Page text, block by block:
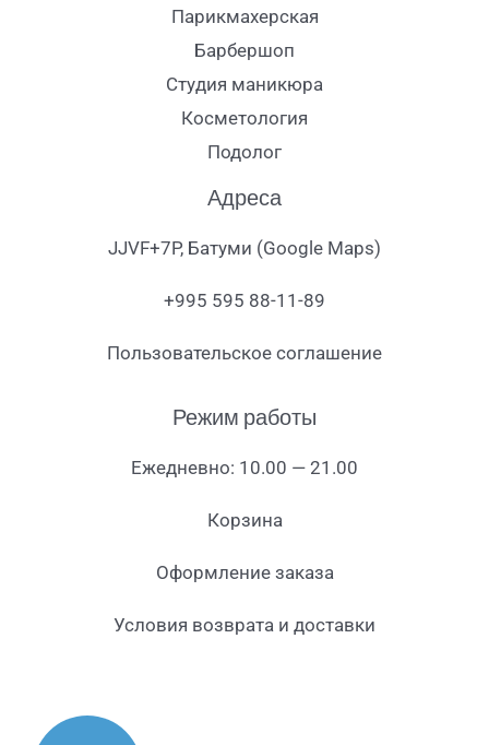
Парикмахерская
Барбершоп
Студия маникюра
Косметология
Подолог
Адреса
JJVF+7P, Батуми (Google Maps)
+995 595 88-11-89
Пользовательское соглашение
Режим работы
Ежедневно: 10.00 — 21.00
Корзина
Оформление заказа
Условия возврата и доставки